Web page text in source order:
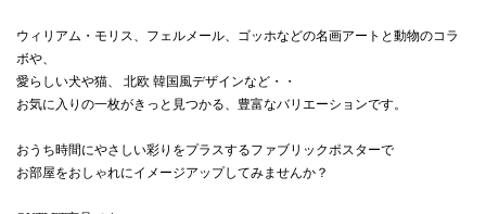
ウィリアム・モリス、フェルメール、ゴッホなどの名画アートと動物のコラ
ボや、
愛らしい犬や猫、 北欧 韓国風デザインなど・・
お気に入りの一枚がきっと見つかる、豊富なバリエーションです。
おうち時間にやさしい彩りをプラスするファブリックポスターで
お部屋をおしゃれにイメージアップしてみませんか？